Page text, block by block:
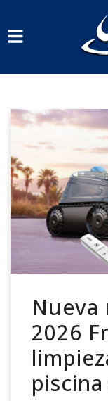
Alternar
navegación
Nueva
2026